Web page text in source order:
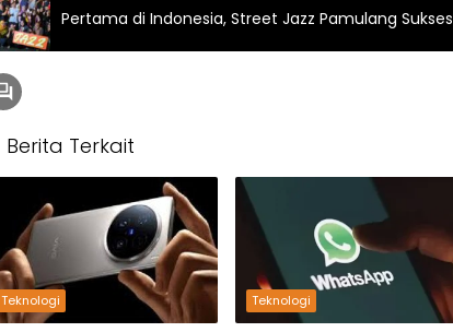
Pertama di Indonesia, Street Jazz Pamulang
Berita Terkait
Teknologi Teknologi